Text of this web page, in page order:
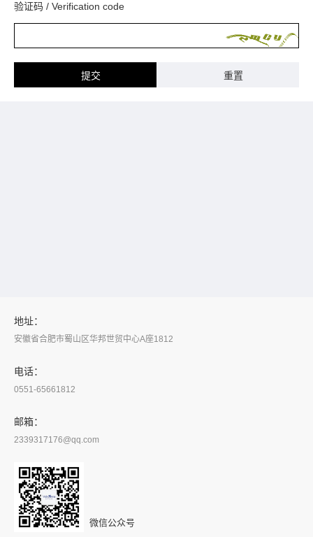
验证码 / Verification code
地址：
安徽省合肥市蜀山区华邦世贸中心A座1812
电话：
0551-65661812
邮箱：
2339317176@qq.com
微信公众号